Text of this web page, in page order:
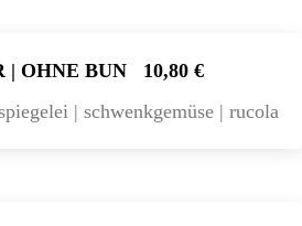
| OHNE BUN
10,80 €
| schwenkgemüse | rucola